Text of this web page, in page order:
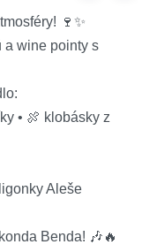
🍷✨
a wine pointy s
• 🍖 klobásky z
Aleše
Benda! 🎶🔥